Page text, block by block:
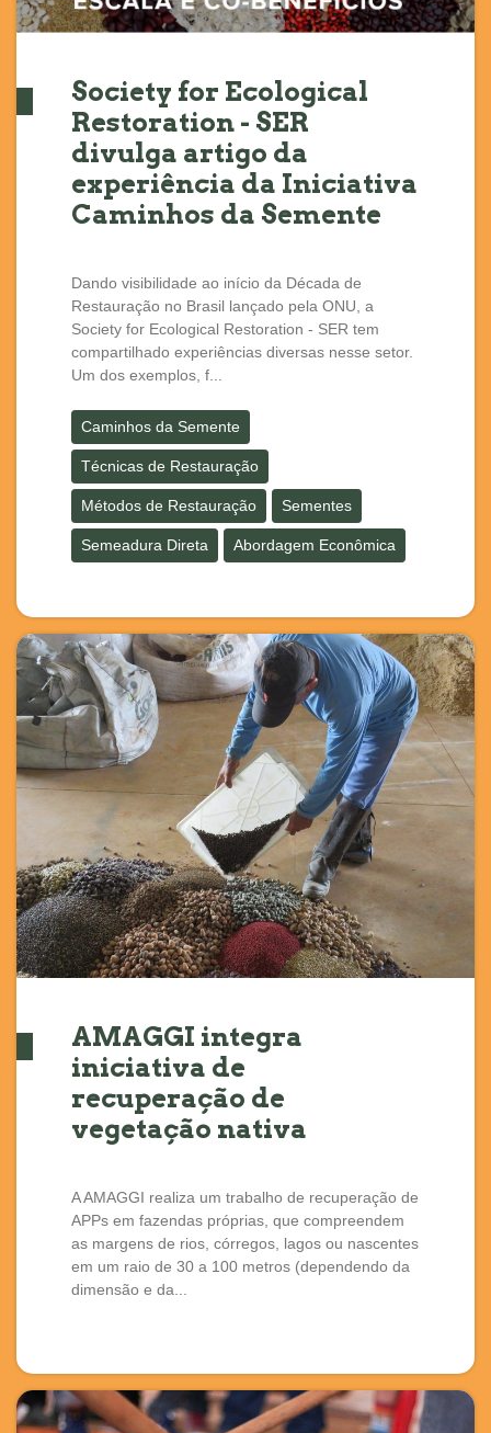
Society for Ecological
Restoration - SER
divulga artigo da
experiência da Iniciativa
Caminhos da Semente
Dando visibilidade ao início da Década de
Restauração no Brasil lançado pela ONU, a
Society for Ecological Restoration - SER tem
compartilhado experiências diversas nesse setor.
Um dos exemplos, f...
Caminhos da Semente
Técnicas de Restauração
Métodos de Restauração Sementes
Semeadura Direta Abordagem Econômica
AMAGGI integra
iniciativa de
recuperação de
vegetação nativa
A AMAGGI realiza um trabalho de recuperação de
APPs em fazendas próprias, que compreendem
as margens de rios, córregos, lagos ou nascentes
em um raio de 30 a 100 metros (dependendo da
dimensão e da...